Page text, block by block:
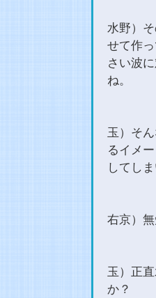
水野）
せて作
さい波
ね。
玉）そ
るイメ
してし
右京）
玉）正
か？